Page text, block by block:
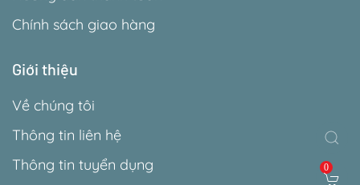
Chính sách giao hàng
Giới thiệu
Về chúng tôi
Thông tin liên hệ
Thông tin tuyển dụng
0